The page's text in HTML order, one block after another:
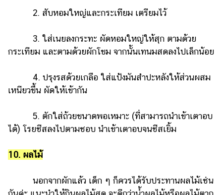
2. สับหอมใหญ่และกระเทียม เตรียมไว้
3. ใส่เนยลงกระทะ ผัดหอมใหญ่ให้สุก ตามด้วย
กระเทียม และตามด้วยผักโขม จากนั้นเทนมสดลงไปเล็กน้อย
4. ปรุงรสด้วยเกลือ ใส่แป้งมันสำปะหลังให้ส่วนผสม
เหนียวขึ้น ผัดให้เข้ากัน
5. ตักใส่ถ้วยขนาดพอเหมาะ (ที่สามารถนำเข้าเตาอบ
ได้) โรยชีสลงไปตามชอบ นำเข้าเตาอบจนชีสเยิ้ม
10. ผลไม้
นอกจากผักแล้ว เด็ก ๆ ก็ควรได้รับประทานผลไม้เช่น